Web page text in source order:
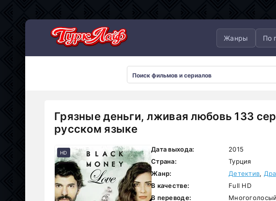
Жанры По
Грязные деньги, лживая любовь 133
русском языке
HD Дата выхода:
2015
Страна:
Турция
Жанр:
Детектив,
В качестве:
Full HD
В переводе:
Многоголосый
Сериалы 2026